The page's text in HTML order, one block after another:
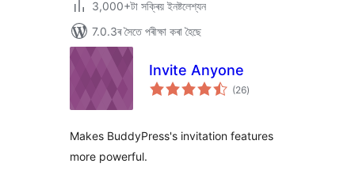
3,000+টা সক্ৰিয় ইনষ্টলেশ্যন
7.0.3ৰ সৈতে পৰীক্ষা কৰা হৈছে
Invite Anyone
(26টা
মুঠ)
Makes BuddyPress's invitation features
more powerful.